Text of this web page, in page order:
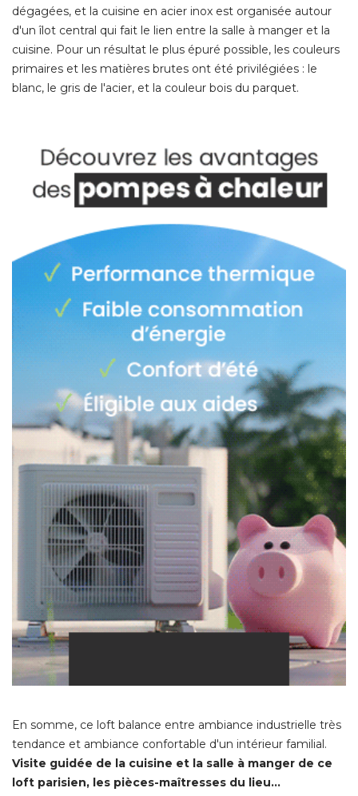
dégagées, et la cuisine en acier inox est organisée autour
d'un îlot central qui fait le lien entre la salle à manger et la
cuisine. Pour un résultat le plus épuré possible, les couleurs
primaires et les matières brutes ont été privilégiées : le
blanc, le gris de l'acier, et la couleur bois du parquet.
En somme, ce loft balance entre ambiance industrielle très
tendance et ambiance confortable d'un intérieur familial.
Visite guidée de la cuisine et la salle à manger de ce
loft parisien, les pièces-maîtresses du lieu...